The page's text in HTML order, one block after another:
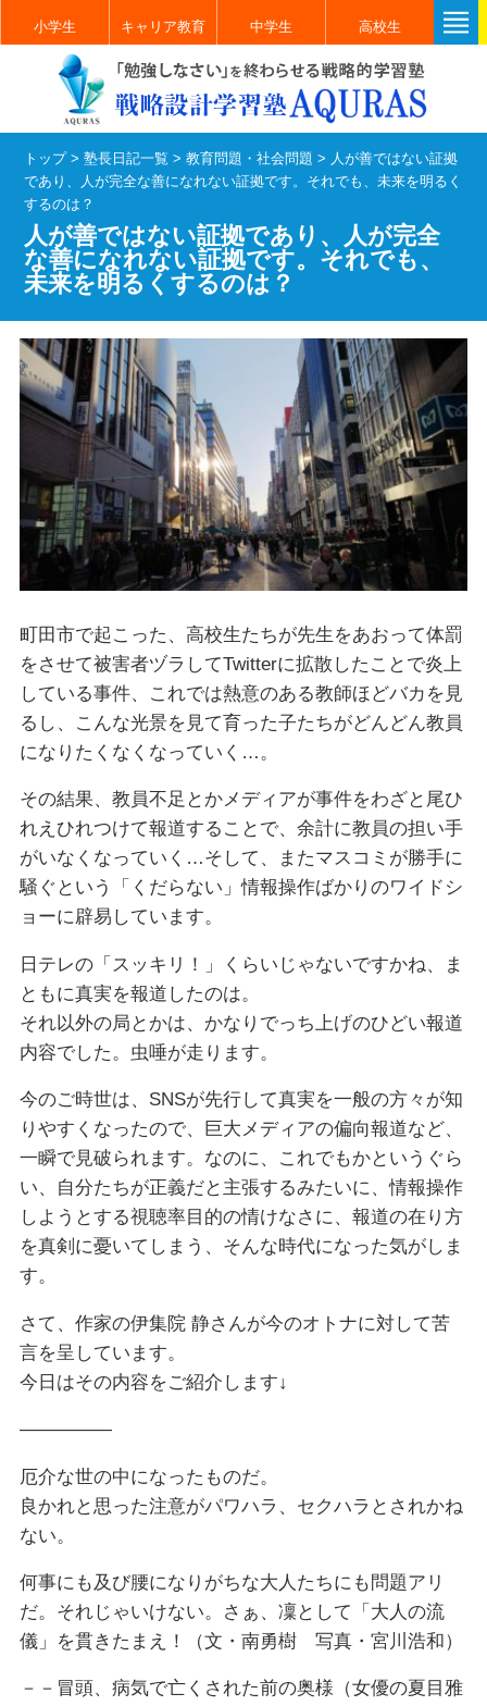
小学生 キャリア教育 中学生 高校生
トップ>塾長日記一覧 >教育問題・社会問題 > 人が善ではない証拠
であり、人が完全な善になれない証拠です。それでも、未来を明るく
するのは？
人が善ではない証拠であり、人が完全
な善になれない証拠です。それでも、
未来を明るくするのは？
町田市で起こった、高校生たちが先生をあおって体罰
をさせて被害者ヅラしてTwitterに拡散したことで炎上
している事件、これでは熱意のある教師ほどバカを見
るし、こんな光景を見て育った子たちがどんどん教員
になりたくなくなっていく…。
その結果、教員不足とかメディアが事件をわざと尾ひ
れえひれつけて報道することで、余計に教員の担い手
がいなくなっていく…そして、またマスコミが勝手に
騒ぐという「くだらない」情報操作ばかりのワイドシ
ョーに辟易しています。
日テレの「スッキリ！」くらいじゃないですかね、ま
ともに真実を報道したのは。
それ以外の局とかは、かなりでっち上げのひどい報道
内容でした。虫唾が走ります。
今のご時世は、SNSが先行して真実を一般の方々が知
りやすくなったので、巨大メディアの偏向報道など、
一瞬で見破られます。なのに、これでもかというぐら
い、自分たちが正義だと主張するみたいに、情報操作
しようとする視聴率目的の情けなさに、報道の在り方
を真剣に憂いてしまう、そんな時代になった気がしま
す。
さて、作家の伊集院 静さんが今のオトナに対して苦
言を呈しています。
今日はその内容をご紹介します↓
—————
厄介な世の中になったものだ。
良かれと思った注意がパワハラ、セクハラとされかね
ない。
何事にも及び腰になりがちな大人たちにも問題アリ
だ。それじゃいけない。さぁ、凜として「大人の流
儀」を貫きたまえ！（文・南勇樹 写真・宮川浩和）
－－冒頭、病気で亡くされた前の奥様（女優の夏目雅